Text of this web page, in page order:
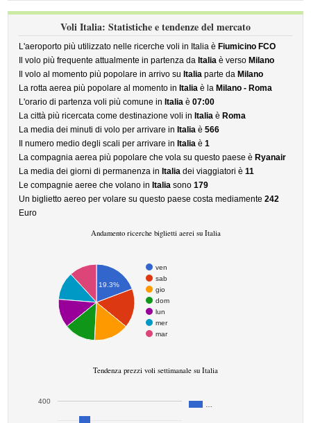
Voli Italia: Statistiche e tendenze del mercato
L'aeroporto più utilizzato nelle ricerche voli in Italia è Fiumicino FCO
Il volo più frequente attualmente in partenza da Italia è verso Milano
Il volo al momento più popolare in arrivo su Italia parte da Milano
La rotta aerea più popolare al momento in Italia è la Milano - Roma
L'orario di partenza voli più comune in Italia è07:00
La città più ricercata come destinazione voli in Italia è Roma
La media dei minuti di volo per arrivare in Italia è566
Il numero medio degli scali per arrivare in Italia è1
La compagnia aerea più popolare che vola su questo paese è Ryanair
La media dei giorni di permanenza in Italia dei viaggiatori è11
Le compagnie aeree che volano in Italia sono179
Un biglietto aereo per volare su questo paese costa mediamente242
Euro
Andamento ricerche biglietti aerei su Italia
ven
sab
gio
dom
lun
mer
mar
19.3%
Tendenza prezzi voli settimanale su Italia
400